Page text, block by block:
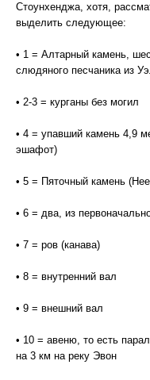
Стоунхенджа, хотя,
выделить следующее:
• 1 = Алтарный камень,
слюдяного песчаника из
• 2-3 = курганы без могил
• 4 = упавший камень 4,9
эшафот)
• 5 = Пяточный камень
• 6 = два, из
• 7 = ров (канава)
• 8 = внутренний вал
• 9 = внешний вал
• 10 = авеню, то есть
на 3 км на реку Эвон